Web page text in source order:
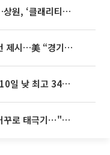
미국, 가상자산 포괄 규제 속도…상원, ‘클래리티법’ 9월 절차투표 추진
이란, 미국에 호르무즈 합의 조건 제시…美 “경기 아직 안 끝나” [종합]
[내일 날씨] 전국 무더위 계속…10일 낮 최고 34도 육박
서경덕 교수, 김희철도 분노한 거꾸로 태극기⋯"엉터리는 아냐, 아쉬울 뿐"